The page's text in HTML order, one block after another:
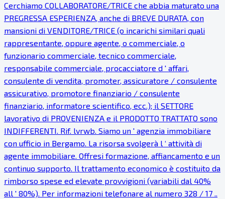
Cerchiamo COLLABORATORE/TRICE che abbia maturato una
PREGRESSA ESPERIENZA, anche di BREVE DURATA, con
mansioni di VENDITORE/TRICE (o incarichi similari quali
rappresentante, oppure agente, o commerciale, o
funzionario commerciale, tecnico commerciale,
responsabile commerciale, procacciatore d ' affari,
consulente di vendita, promoter, assicuratore / consulente
assicurativo, promotore finanziario / consulente
finanziario, informatore scientifico, ecc.); il SETTORE
lavorativo di PROVENIENZA e il PRODOTTO TRATTATO sono
INDIFFERENTI. Rif. lvrwb. Siamo un ' agenzia immobiliare
con ufficio in Bergamo. La risorsa svolgerà l ‘ attività di
agente immobiliare. Offresi formazione, affiancamento e un
continuo supporto. Il trattamento economico è costituito da
rimborso spese ed elevate provvigioni (variabili dal 40%
all ' 80%). Per informazioni telefonare al numero 328 / 17 ..